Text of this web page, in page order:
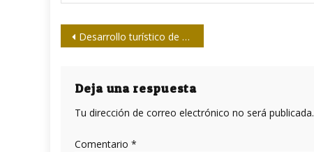
Navegación
entradas
Desarrollo turístico de Cuba en la mira de periodistas del mundo
Deja una respuesta
Tu dirección de correo electrónico no será publicada.
Comentario *